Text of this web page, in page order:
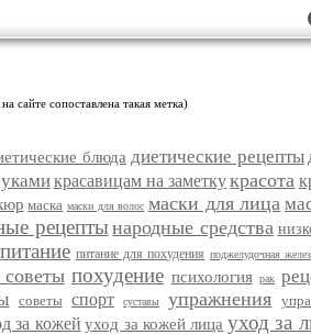
на сайте сопоставлена такая метка)
блюда диетические рецепты
красавицам на заметку красота
маска маски для волос маски для лица
рецепты народные средства
питание питание для похудения поджелудочная
похудение психология рак
советы спорт суставы упражнения
за кожей уход за кожей лица уход за